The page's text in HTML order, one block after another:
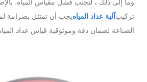
وما إلى ذلك ، لتجنب فشل مقياس المياه.
تركيب آلية عداد المياهيجب أن تمتثل بصرامة
الصناعة لضمان دقة وموثوقية قياس عداد